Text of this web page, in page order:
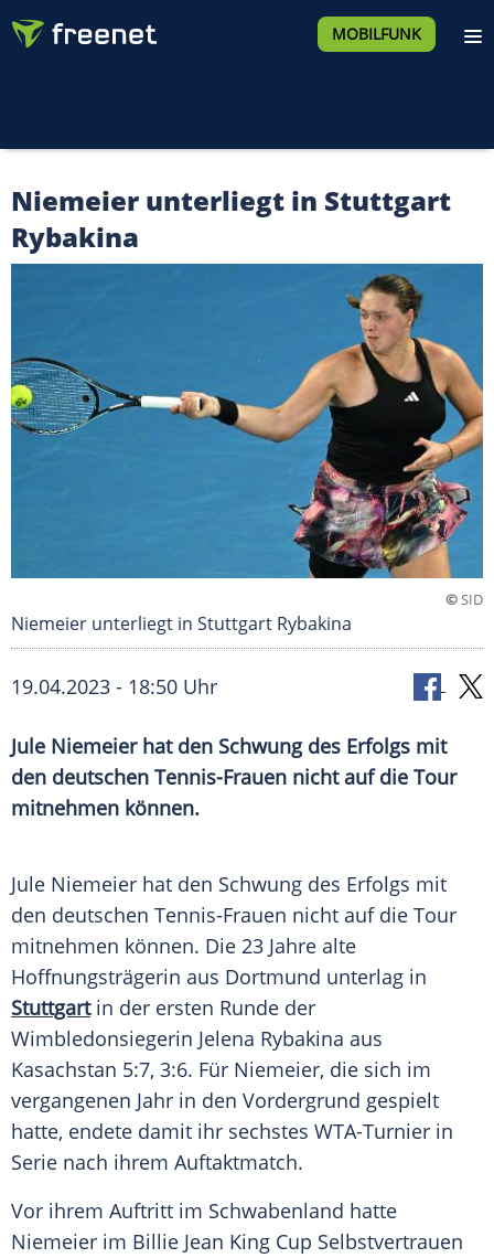
MOBILFUNK
Niemeier unterliegt in Stuttgart
Rybakina
©SID
Niemeier unterliegt in Stuttgart Rybakina
19.04.2023 - 18:50 Uhr
Jule Niemeier hat den Schwung des Erfolgs mit
den deutschen Tennis-Frauen nicht auf die Tour
mitnehmen können.
Jule Niemeier hat den Schwung des Erfolgs mit
den deutschen Tennis-Frauen nicht auf die Tour
mitnehmen können. Die 23 Jahre alte
Hoffnungsträgerin aus Dortmund unterlag in
Stuttgartin der ersten Runde der
Wimbledonsiegerin Jelena Rybakina aus
Kasachstan 5:7, 3:6. Für Niemeier, die sich im
vergangenen Jahr in den Vordergrund gespielt
hatte, endete damit ihr sechstes WTA-Turnier in
Serie nach ihrem Auftaktmatch.
Vor ihrem Auftritt im Schwabenland hatte
Niemeier im Billie Jean King Cup Selbstvertrauen